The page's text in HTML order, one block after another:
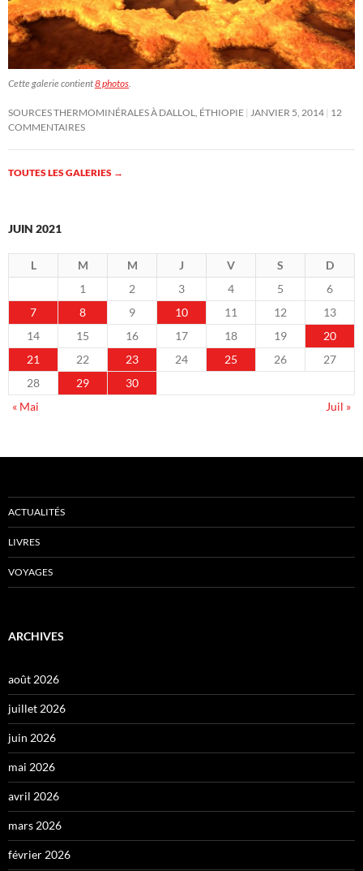
Cette galerie contient8 photos.
SOURCES THERMOMINÉRALES À DALLOL, ÉTHIOPIE JANVIER 5, 2014 12
COMMENTAIRES
TOUTES LES GALERIES →
JUIN 2021
L M M J V S
D
1
2 3 4 5
6
7
8 9 10 11 12
13
14
15 16 17 18 19
20
21
22 23 24 25 26
27
28
29
30
« Mai
Juil »
ACTUALITÉS
LIVRES
VOYAGES
ARCHIVES
août 2026
juillet 2026
juin 2026
mai 2026
avril 2026
mars 2026
février 2026